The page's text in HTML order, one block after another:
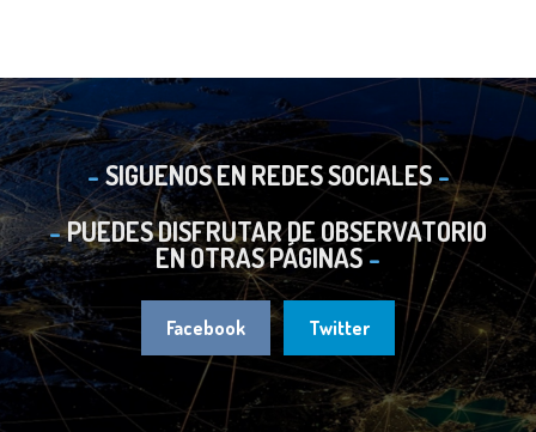
SIGUENOS EN REDES SOCIALES
PUEDES DISFRUTAR DE OBSERVATORIO
EN OTRAS PÁGINAS
Facebook Twitter